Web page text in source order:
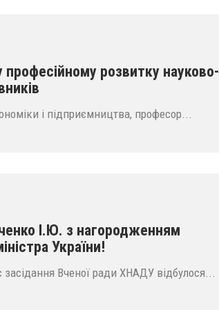
професійному розвитку науково-
і підприємництва, професор...
І.Ю. з нагородженням
України!
засідання Вченої ради ХНАДУ відбулося...